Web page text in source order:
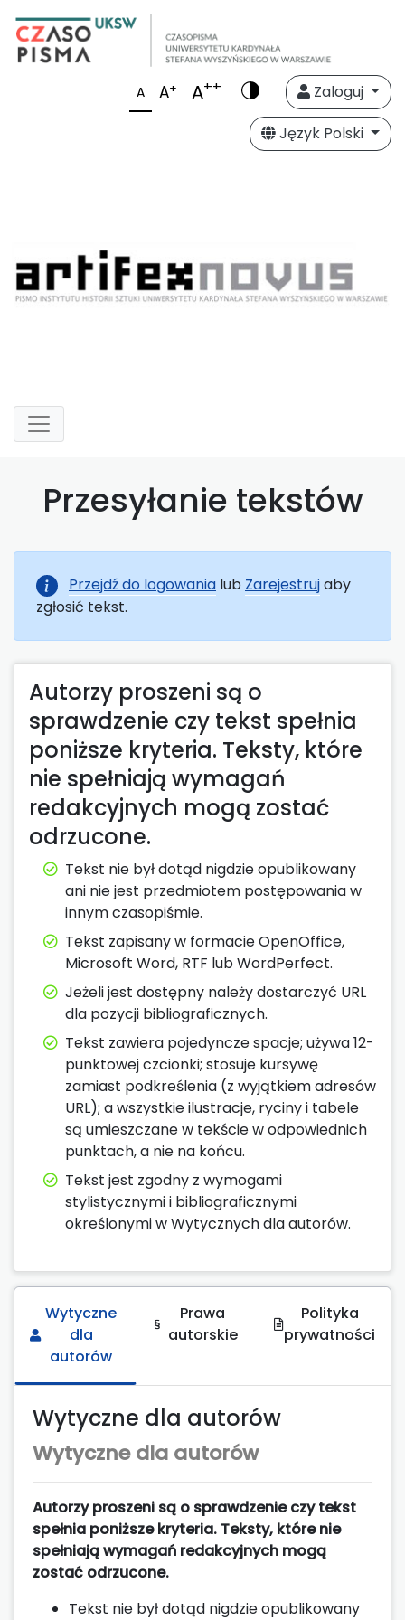
A A+ A++
Zaloguj
Język Polski
Przesyłanie tekstów
Przejdź do logowania lub Zarejestrujaby
zgłosić tekst.
Autorzy proszeni są o
sprawdzenie czy tekst spełnia
poniższe kryteria. Teksty, które
nie spełniają wymagań
redakcyjnych mogą zostać
odrzucone.
Tekst nie był dotąd nigdzie opublikowany
ani nie jest przedmiotem postępowania w
innym czasopiśmie.
Tekst zapisany w formacie OpenOffice,
Microsoft Word, RTF lub WordPerfect.
Jeżeli jest dostępny należy dostarczyć URL
dla pozycji bibliograficznych.
Tekst zawiera pojedyncze spacje; używa 12-
punktowej czcionki; stosuje kursywę
zamiast podkreślenia (z wyjątkiem adresów
URL); a wszystkie ilustracje, ryciny i tabele
są umieszczane w tekście w odpowiednich
punktach, a nie na końcu.
Tekst jest zgodny z wymogami
stylistycznymi i bibliograficznymi
określonymi w Wytycznych dla autorów.
Wytyczne
dla
autorów
Prawa
autorskie
Polityka
prywatności
Wytyczne dla autorów
Wytyczne dla autorów
Autorzy proszeni są o sprawdzenie czy tekst
spełnia poniższe kryteria. Teksty, które nie
spełniają wymagań redakcyjnych mogą
zostać odrzucone.
Tekst nie był dotąd nigdzie opublikowany